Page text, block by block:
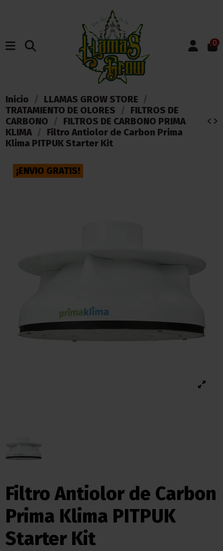
0
Inicio
LLAMAS GROW STORE
TRATAMIENTO DE OLORES
FILTROS DE
CARBONO
FILTROS DE CARBONO PRIMA
KLIMA
Filtro Antiolor de Carbon Prima
Klima PITPUK Starter Kit
¡ENVIO GRATIS!
Filtro Antiolor de Carbon
Prima Klima PITPUK
Starter Kit